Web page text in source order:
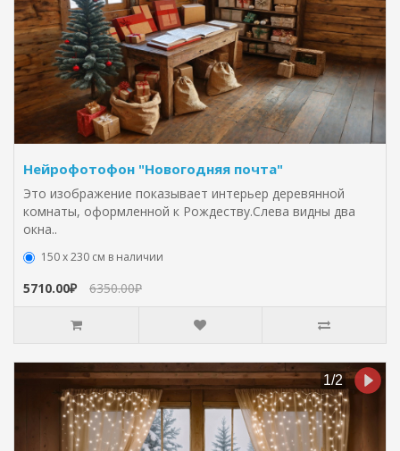
Нейрофотофон "Новогодняя почта"
Это изображение показывает интерьер деревянной
комнаты, оформленной к Рождеству.Слева видны два
окна..
150 х 230 см в наличии
5710.00₽ 6350.00₽